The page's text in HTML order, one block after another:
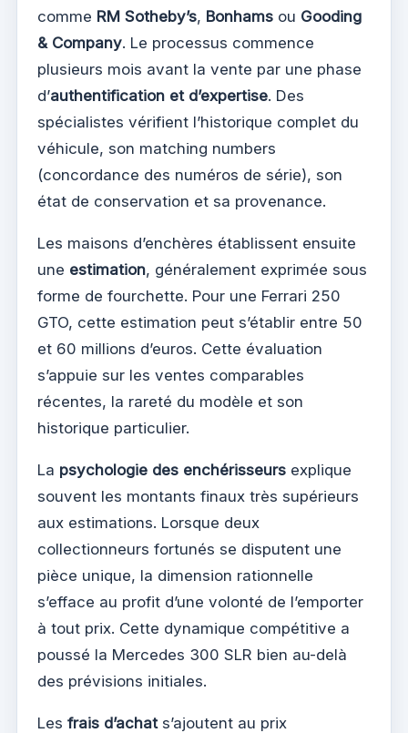
comme RM Sotheby’s, Bonhams ou Gooding
& Company. Le processus commence
plusieurs mois avant la vente par une phase
d’authentification et d’expertise. Des
spécialistes vérifient l’historique complet du
véhicule, son matching numbers
(concordance des numéros de série), son
état de conservation et sa provenance.
Les maisons d’enchères établissent ensuite
une estimation, généralement exprimée sous
forme de fourchette. Pour une Ferrari 250
GTO, cette estimation peut s’établir entre 50
et 60 millions d’euros. Cette évaluation
s’appuie sur les ventes comparables
récentes, la rareté du modèle et son
historique particulier.
La psychologie des enchérisseurs explique
souvent les montants finaux très supérieurs
aux estimations. Lorsque deux
collectionneurs fortunés se disputent une
pièce unique, la dimension rationnelle
s’efface au profit d’une volonté de l’emporter
à tout prix. Cette dynamique compétitive a
poussé la Mercedes 300 SLR bien au-delà
des prévisions initiales.
Les frais d’achat s’ajoutent au prix